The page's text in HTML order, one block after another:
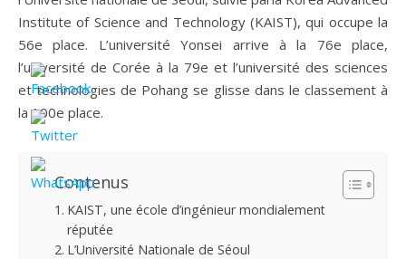
Institute of Science and Technology (KAIST), qui occupe la
56e place. L’université Yonsei arrive à la 76e place,
l’université de Corée à la 79e et l’université des sciences
et technologies de Pohang se glisse dans le classement à
la 100e place.
Contenus
KAIST, une école d’ingénieur mondialement
réputée
L’Université Nationale de Séoul